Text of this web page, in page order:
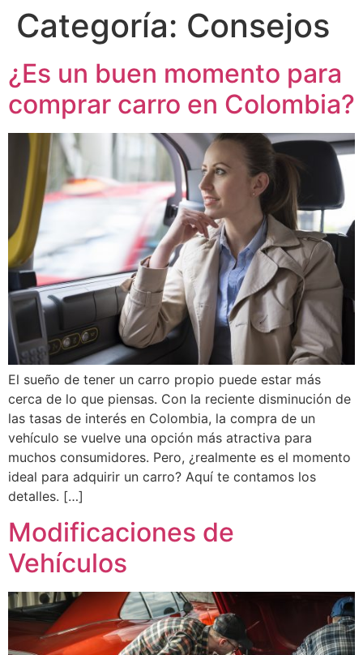
Categoría: Consejos
¿Es un buen momento para
comprar carro en Colombia?
El sueño de tener un carro propio puede estar más
cerca de lo que piensas. Con la reciente disminución de
las tasas de interés en Colombia, la compra de un
vehículo se vuelve una opción más atractiva para
muchos consumidores. Pero, ¿realmente es el momento
ideal para adquirir un carro? Aquí te contamos los
detalles. […]
Modificaciones de
Vehículos